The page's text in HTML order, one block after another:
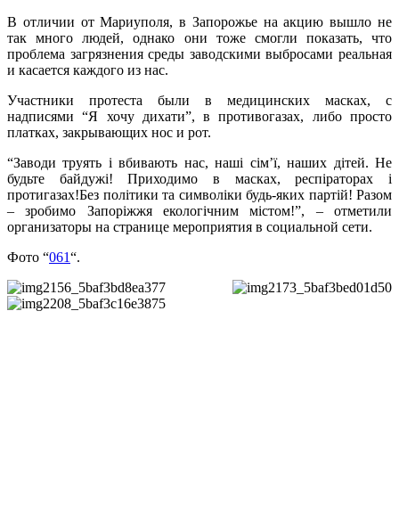
В отличии от Мариуполя, в Запорожье на акцию вышло не
так много людей, однако они тоже смогли показать, что
проблема загрязнения среды заводскими выбросами реальная
и касается каждого из нас.
Участники протеста были в медицинских масках, с
надписями “Я хочу дихати”, в противогазах, либо просто
платках, закрывающих нос и рот.
“Заводи труять і вбивають нас, наші сім’ї, наших дітей. Не
будьте байдужі! Приходимо в масках, респіраторах і
протигазах!Без політики та символіки будь-яких партій! Разом
– зробимо Запоріжжя екологічним містом!”, – отметили
организаторы на странице мероприятия в социальной сети.
Фото “061“.